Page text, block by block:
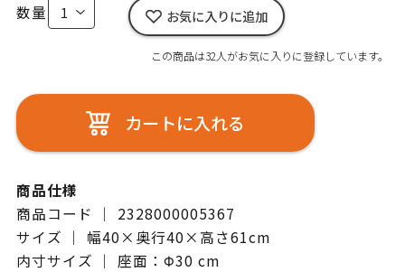
数量 お気に入りに追加
この商品は32人がお気に入りに登録しています。
カートに入れる
商品仕様
商品コード ｜ 2328000005367
サイズ ｜ 幅40×奥行40×高さ61cm
内寸サイズ ｜ 座面：Φ30 cm